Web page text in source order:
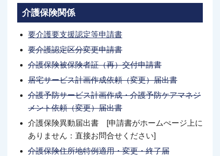
介護保険関係
要介護要支援認定等申請書
要介護認定区分変更申請書
介護保険被保険者証（再）交付申請書
居宅サービス計画作成依頼（変更）届出書
介護予防サービス計画作成・介護予防ケアマネジ
メント依頼（変更）届出書
介護保険異動届出書 [申請書がホームぺージ上に
ありません：直接お問合せください]
介護保険住所地特例適用・変更・終了届